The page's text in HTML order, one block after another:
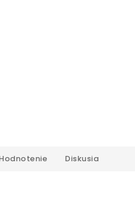
Diskusia